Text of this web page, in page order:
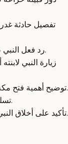
تفصيل حادثة
رد فعل النبي صلى الله عليه وسلم والتزامه بالعهود رغم الخيانة.
زيارة النبي
توضيح أهمية فتح مكة كفتح أعظم في حياة النبي صلى الله عليه وسلم.
تسليط الضوء على دروس وعبر من فتح مكة وأحداثه.
تأكيد على أخلاق النبي في الوفاء بالعقود والعهود رغم الظروف الصعبة.